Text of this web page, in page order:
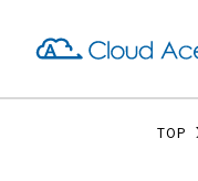
TOP